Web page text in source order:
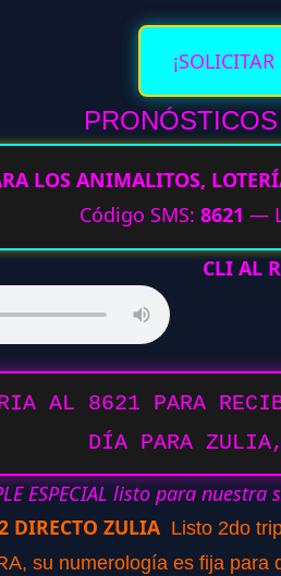
LOS ANIMALITOS,
Código SMS: 8621 —
CLI AL
AL 8621 PARA
DÍA PARA
ESPECIAL listo para
DIRECTO ZULIA Listo 2do
su numerología es fija